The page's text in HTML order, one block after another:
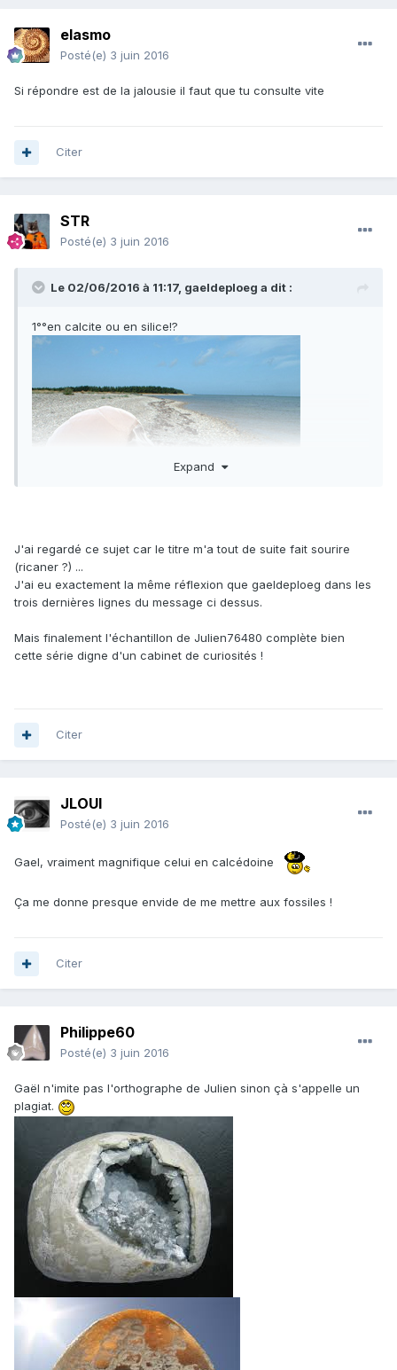
elasmo
Posté(e) 3 juin 2016
Si répondre est de la jalousie il faut que tu consulte vite
Citer
STR
Posté(e) 3 juin 2016
Le 02/06/2016 à 11:17, gaeldeploeg a dit :
1°°en calcite ou en silice!?
Silex et calcédoine.
en calcédoine.
Expand
J'ai regardé ce sujet car le titre m'a tout de suite fait sourire
(ricaner ?) ...
J'ai eu exactement la même réflexion que gaeldeploeg dans les
trois dernières lignes du message ci dessus.
Mais finalement l'échantillon de Julien76480 complète bien
cette série digne d'un cabinet de curiosités !
Citer
JLOUI
Posté(e) 3 juin 2016
Gael, vraiment magnifique celui en calcédoine
Ça me donne presque envide de me mettre aux fossiles !
Citer
Philippe60
Posté(e) 3 juin 2016
Gaël n'imite pas l'orthographe de Julien sinon çà s'appelle un
plagiat.